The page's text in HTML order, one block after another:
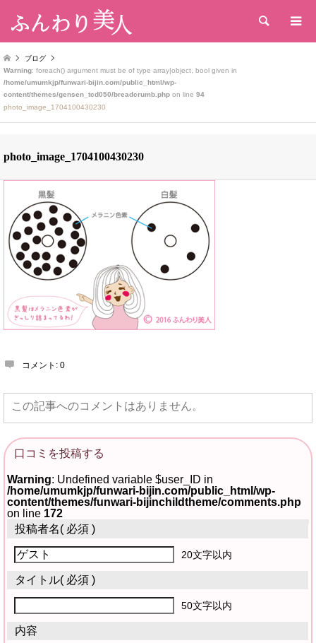
検索
ブログ
Warning: foreach() argument must be of type array|object, bool given in
/home/umumkjp/funwari-bijin.com/public_html/wp-
content/themes/gensen_tcd050/breadcrumb.php on line 94
photo_image_1704100430230
photo_image_1704100430230
コメント: 0
この記事へのコメントはありません。
口コミを投稿する
Warning : Undefined variable $user_ID in
/home/umumkjp/funwari-bijin.com/public_html/wp-
content/themes/funwari-bijinchildtheme/comments.php
on line 172
投稿者名( 必須 )
20文字以内
タイトル( 必須 )
50文字以内
内容